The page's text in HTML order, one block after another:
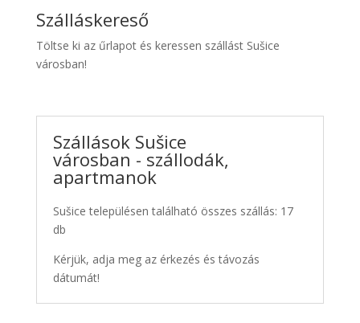
Kiwi
Taxi
Szálláskereső
Töltse ki az űrlapot és keressen szállást Sušice
városban!
Szállások Sušice
városban - szállodák,
apartmanok
Sušice településen található összes szállás: 17
db
Kérjük, adja meg az érkezés és távozás
dátumát!